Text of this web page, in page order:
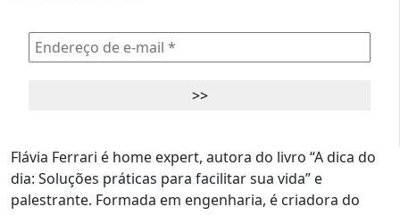
Flávia Ferrari é home expert, autora do livro “A dica do
dia: Soluções práticas para facilitar sua vida” e
palestrante. Formada em engenharia, é criadora do